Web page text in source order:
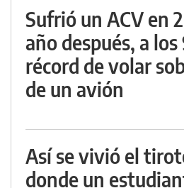
Sufrió un ACV en
año después, a
récord de volar
de un avión
Así se vivió el
donde un